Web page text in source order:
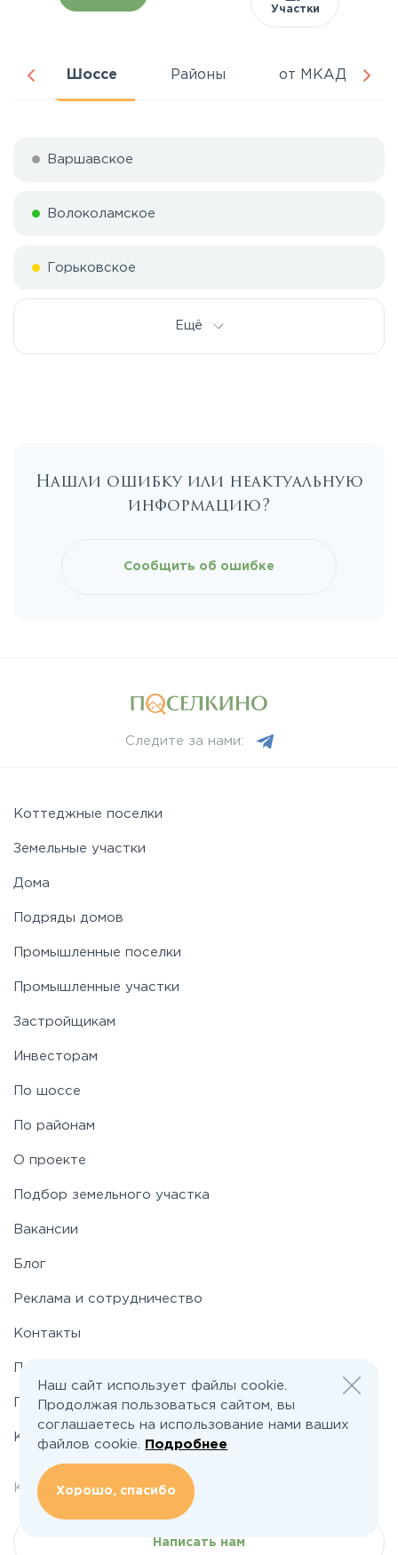
Участки
Шоссе Районы от МКАД
Варшавское
Волоколамское
Горьковское
Каширское
Новорижское
Носовихинское
Рогачёвское
Таракановское
Щелковское
Ещё
Нашли ошибку или неактуальную
информацию?
Сообщить об ошибке
Следите за нами:
Коттеджные поселки
Земельные участки
Дома
Подряды домов
Промышленные поселки
Промышленные участки
Застройщикам
Инвесторам
По шоссе
По районам
О проекте
Подбор земельного участка
Вакансии
Блог
Реклама и сотрудничество
Контакты
Политика конфиденциальности
Пользовательское соглашение
Карта сайта
Контакты: welcome@poselkino.ru
Написать нам
Наш сайт использует файлы cookie.
Продолжая пользоваться сайтом, вы
соглашаетесь на использование нами ваших
файлов cookie.
Подробнее
Хорошо, спасибо